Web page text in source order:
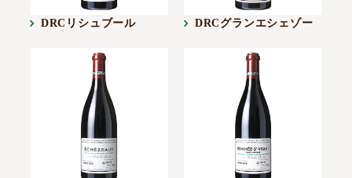
DRCリシュブール DRCグランエシェゾー